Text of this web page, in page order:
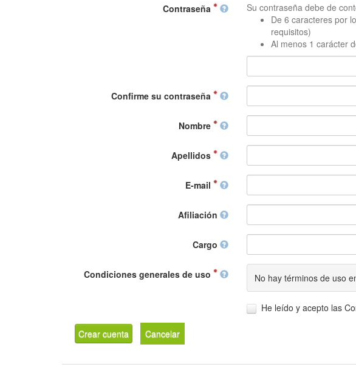
Contraseña
Su contraseña debe de
De 6 caracteres por
requisitos)
Al menos 1 carácter
Confirme su contraseña
Nombre
Apellidos
E-mail
Afiliación
Cargo
Condiciones generales de uso No hay términos de uso
He leído y acepto las
Crear cuenta Cancelar